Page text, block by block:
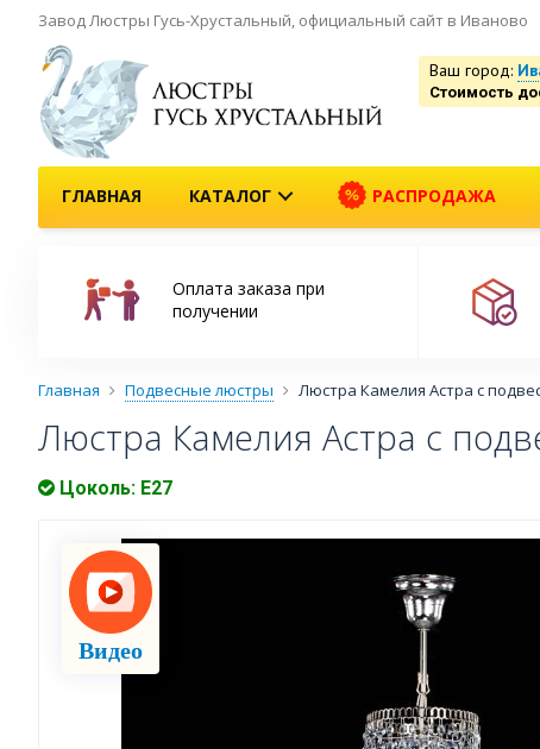
Завод Люстры Гусь-Хрустальный, официальный сайт в Иваново
Ваш город:
Стоимость
ГЛАВНАЯ КАТАЛОГ РАСПРОДАЖА
Оплата заказа при
получении
Главная Подвесные люстры Люстра Камелия Астра с
Люстра Камелия Астра с
Цоколь: Е27
Видео